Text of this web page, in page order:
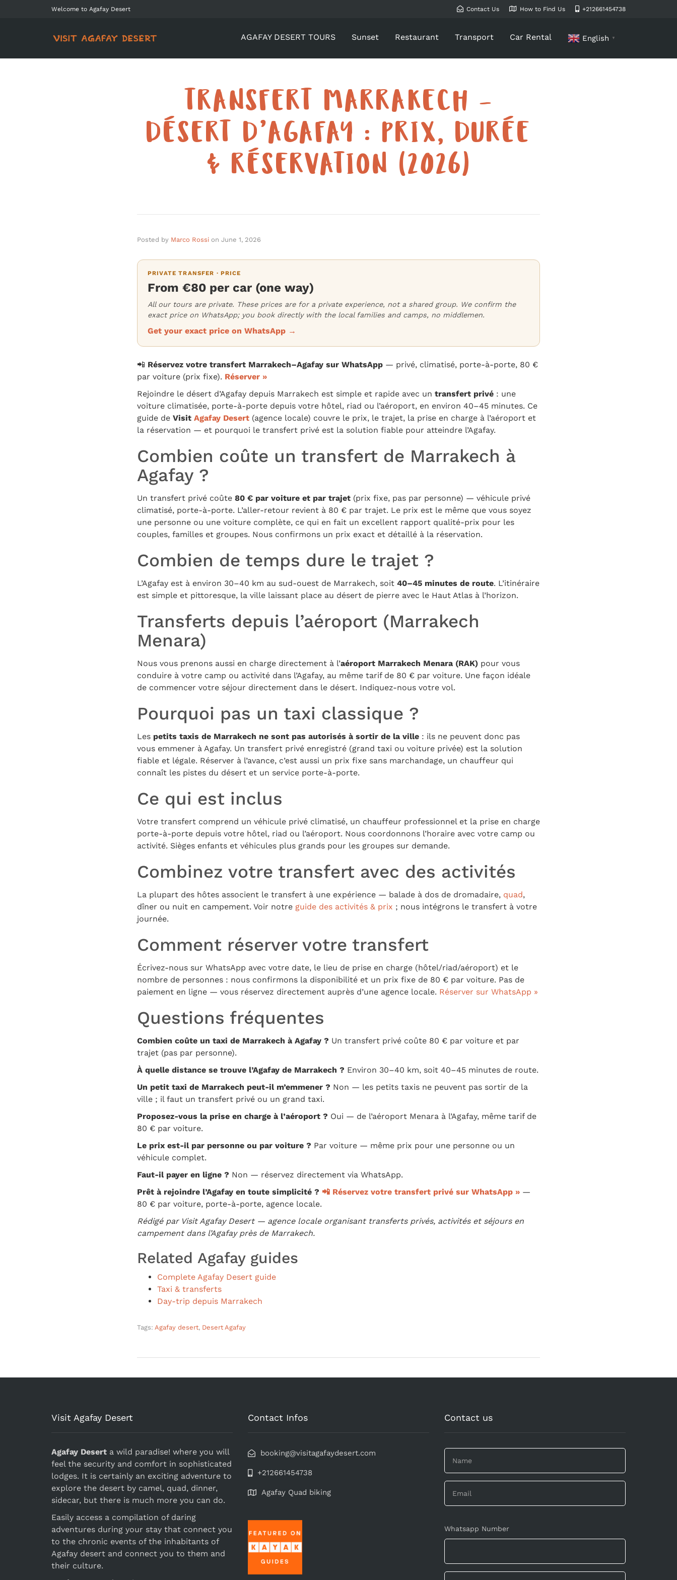
Welcome to Agafay Desert Contact Us How to Find Us +212661454738
AGAFAY DESERT TOURS Sunset Restaurant Transport Car Rental English ▼
TRANSFERT MARRAKECH –
DÉSERT D’AGAFAY : PRIX, DURÉE
& RÉSERVATION (2026)
Posted by Marco Rossi on June 1, 2026
PRIVATE TRANSFER · PRICE
From €80 per car (one way)
All our tours are private. These prices are for a private experience, not a shared group. We confirm the
exact price on WhatsApp; you book directly with the local families and camps, no middlemen.
Get your exact price on WhatsApp →
📲 Réservez votre transfert Marrakech–Agafay sur WhatsApp — privé, climatisé, porte-à-porte, 80 €
par voiture (prix fixe). Réserver »
Rejoindre le désert d’Agafay depuis Marrakech est simple et rapide avec un transfert privé : une
voiture climatisée, porte-à-porte depuis votre hôtel, riad ou l’aéroport, en environ 40–45 minutes. Ce
guide de Visit Agafay Desert (agence locale) couvre le prix, le trajet, la prise en charge à l’aéroport et
la réservation — et pourquoi le transfert privé est la solution fiable pour atteindre l’Agafay.
Combien coûte un transfert de Marrakech à
Agafay ?
Un transfert privé coûte 80 € par voiture et par trajet (prix fixe, pas par personne) — véhicule privé
climatisé, porte-à-porte. L’aller-retour revient à 80 € par trajet. Le prix est le même que vous soyez
une personne ou une voiture complète, ce qui en fait un excellent rapport qualité-prix pour les
couples, familles et groupes. Nous confirmons un prix exact et détaillé à la réservation.
Combien de temps dure le trajet ?
L’Agafay est à environ 30–40 km au sud-ouest de Marrakech, soit 40–45 minutes de route. L’itinéraire
est simple et pittoresque, la ville laissant place au désert de pierre avec le Haut Atlas à l’horizon.
Transferts depuis l’aéroport (Marrakech
Menara)
Nous vous prenons aussi en charge directement à l’aéroport Marrakech Menara (RAK) pour vous
conduire à votre camp ou activité dans l’Agafay, au même tarif de 80 € par voiture. Une façon idéale
de commencer votre séjour directement dans le désert. Indiquez-nous votre vol.
Pourquoi pas un taxi classique ?
Les petits taxis de Marrakech ne sont pas autorisés à sortir de la ville : ils ne peuvent donc pas
vous emmener à Agafay. Un transfert privé enregistré (grand taxi ou voiture privée) est la solution
fiable et légale. Réserver à l’avance, c’est aussi un prix fixe sans marchandage, un chauffeur qui
connaît les pistes du désert et un service porte-à-porte.
Ce qui est inclus
Votre transfert comprend un véhicule privé climatisé, un chauffeur professionnel et la prise en charge
porte-à-porte depuis votre hôtel, riad ou l’aéroport. Nous coordonnons l’horaire avec votre camp ou
activité. Sièges enfants et véhicules plus grands pour les groupes sur demande.
Combinez votre transfert avec des activités
La plupart des hôtes associent le transfert à une expérience — balade à dos de dromadaire, quad,
dîner ou nuit en campement. Voir notre guide des activités & prix ; nous intégrons le transfert à votre
journée.
Comment réserver votre transfert
Écrivez-nous sur WhatsApp avec votre date, le lieu de prise en charge (hôtel/riad/aéroport) et le
nombre de personnes : nous confirmons la disponibilité et un prix fixe de 80 € par voiture. Pas de
paiement en ligne — vous réservez directement auprès d’une agence locale. Réserver sur WhatsApp »
Questions fréquentes
Combien coûte un taxi de Marrakech à Agafay ? Un transfert privé coûte 80 € par voiture et par
trajet (pas par personne).
À quelle distance se trouve l’Agafay de Marrakech ? Environ 30–40 km, soit 40–45 minutes de route.
Un petit taxi de Marrakech peut-il m’emmener ? Non — les petits taxis ne peuvent pas sortir de la
ville ; il faut un transfert privé ou un grand taxi.
Proposez-vous la prise en charge à l’aéroport ? Oui — de l’aéroport Menara à l’Agafay, même tarif de
80 € par voiture.
Le prix est-il par personne ou par voiture ? Par voiture — même prix pour une personne ou un
véhicule complet.
Faut-il payer en ligne ? Non — réservez directement via WhatsApp.
Prêt à rejoindre l’Agafay en toute simplicité ? 📲 Réservez votre transfert privé sur WhatsApp » —
80 € par voiture, porte-à-porte, agence locale.
Rédigé par Visit Agafay Desert — agence locale organisant transferts privés, activités et séjours en
campement dans l’Agafay près de Marrakech.
Related Agafay guides
Complete Agafay Desert guide
Taxi & transferts
Day-trip depuis Marrakech
Tags: Agafay desert, Desert Agafay
Visit Agafay Desert
Agafay Desert a wild paradise! where you will
feel the security and comfort in sophisticated
lodges. It is certainly an exciting adventure to
explore the desert by camel, quad, dinner,
sidecar, but there is much more you can do.
Easily access a compilation of daring
adventures during your stay that connect you
to the chronic events of the inhabitants of
Agafay desert and connect you to them and
their culture.
Contact Infos
booking@visitagafaydesert.com
+212661454738
Agafay Quad biking
Contact us
Whatsapp Number